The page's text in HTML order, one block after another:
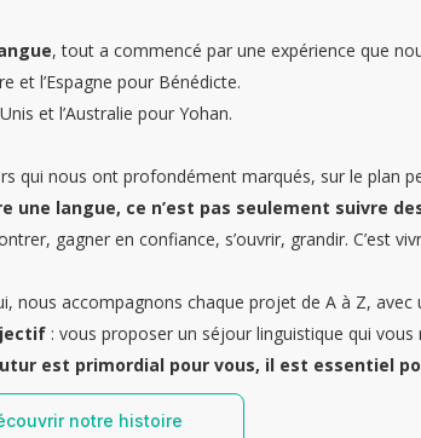
, tout a commencé par une expérience que
et l’Espagne pour Bénédicte.
et l’Australie pour Yohan.
qui nous ont profondément marqués, sur le plan
une langue, ce n’est pas seulement suivre
gagner en confiance, s’ouvrir, grandir. C’est
nous accompagnons chaque projet de A à Z,
: vous proposer un séjour linguistique qui vous
est primordial pour vous, il est essentiel
notre histoire